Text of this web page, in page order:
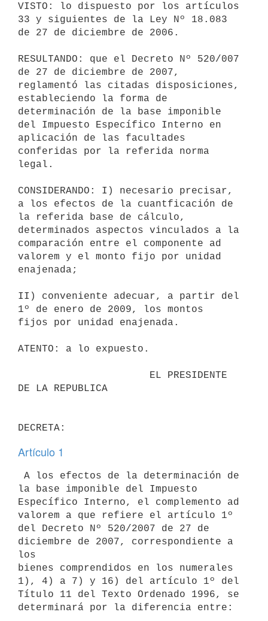
VISTO: lo dispuesto por los artículos
33 y siguientes de la Ley Nº 18.083
de 27 de diciembre de 2006.
RESULTANDO: que el Decreto Nº 520/007
de 27 de diciembre de 2007,
reglamentó las citadas disposiciones,
estableciendo la forma de
determinación de la base imponible
del Impuesto Específico Interno en
aplicación de las facultades
conferidas por la referida norma
legal.
CONSIDERANDO: I) necesario precisar,
a los efectos de la cuantficación de
la referida base de cálculo,
determinados aspectos vinculados a la
comparación entre el componente ad
valorem y el monto fijo por unidad
enajenada;
II) conveniente adecuar, a partir del
1º de enero de 2009, los montos
fijos por unidad enajenada.
ATENTO: a lo expuesto.
DE LA REPUBLICA
Artículo 1
la base imponible del Impuesto
Específico Interno, el complemento ad
valorem a que refiere el artículo 1º
del Decreto Nº 520/2007 de 27 de
diciembre de 2007, correspondiente a
los
bienes comprendidos en los numerales
1), 4) a 7) y 16) del artículo 1º del
Título 11 del Texto Ordenado 1996, se
determinará por la diferencia entre: